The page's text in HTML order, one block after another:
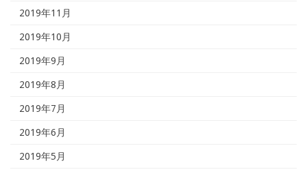
2019年11月
2019年10月
2019年9月
2019年8月
2019年7月
2019年6月
2019年5月